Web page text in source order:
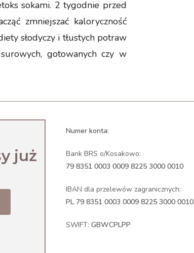
sokami. 2 tygodnie przed
zmniejszać kaloryczność
słodyczy i tłustych potraw
gotowanych czy w
już
Numer konta:
Bank BRS o/Kosakowo:
79 8351 0003 0009 8225 3000 0010
IBAN dla przelewów zagranicznych:
PL 79 8351 0003 0009 8225 3000 0010
SWIFT: GBWCPLPP